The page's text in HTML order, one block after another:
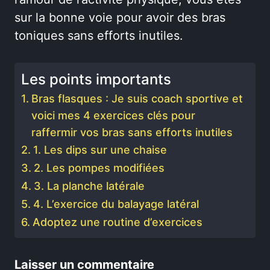
sur la bonne voie pour avoir des bras
toniques sans efforts inutiles.
Les points importants
Bras flasques : Je suis coach sportive et
voici mes 4 exercices clés pour
raffermir vos bras sans efforts inutiles
1. Les dips sur une chaise
2. Les pompes modifiées
3. La planche latérale
4. L’exercice du balayage latéral
Adoptez une routine d’exercices
Laisser un commentaire